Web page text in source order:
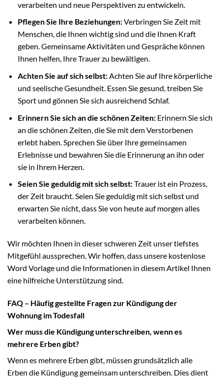
verarbeiten und neue Perspektiven zu entwickeln.
Pflegen Sie Ihre Beziehungen:Verbringen Sie Zeit mit
Menschen, die Ihnen wichtig sind und die Ihnen Kraft
geben. Gemeinsame Aktivitäten und Gespräche können
Ihnen helfen, Ihre Trauer zu bewältigen.
Achten Sie auf sich selbst:Achten Sie auf Ihre körperliche
und seelische Gesundheit. Essen Sie gesund, treiben Sie
Sport und gönnen Sie sich ausreichend Schlaf.
Erinnern Sie sich an die schönen Zeiten:Erinnern Sie sich
an die schönen Zeiten, die Sie mit dem Verstorbenen
erlebt haben. Sprechen Sie über Ihre gemeinsamen
Erlebnisse und bewahren Sie die Erinnerung an ihn oder
sie in Ihrem Herzen.
Seien Sie geduldig mit sich selbst:Trauer ist ein Prozess,
der Zeit braucht. Seien Sie geduldig mit sich selbst und
erwarten Sie nicht, dass Sie von heute auf morgen alles
verarbeiten können.
Wir möchten Ihnen in dieser schweren Zeit unser tiefstes
Mitgefühl aussprechen. Wir hoffen, dass unsere kostenlose
Word Vorlage und die Informationen in diesem Artikel Ihnen
eine hilfreiche Unterstützung sind.
FAQ – Häufig gestellte Fragen zur Kündigung der
Wohnung im Todesfall
Wer muss die Kündigung unterschreiben, wenn es
mehrere Erben gibt?
Wenn es mehrere Erben gibt, müssen grundsätzlich alle
Erben die Kündigung gemeinsam unterschreiben. Dies dient